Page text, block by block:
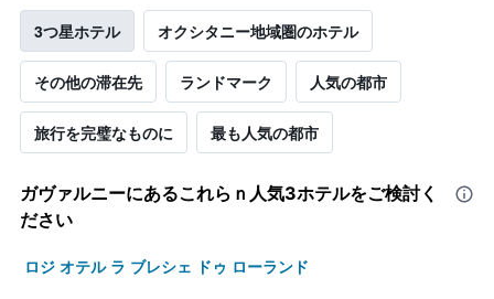
3つ星ホテル オクシタニー地域圏のホテル
その他の滞在先 ランドマーク 人気の都市
旅行を完璧なものに 最も人気の都市
ガヴァルニー​にあるこれらｎ人気3ホテルをご検討く
ださい
ロジ オテル ラ ブレシェ ドゥ ローランド